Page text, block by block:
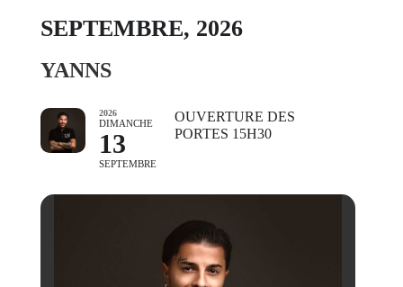
SEPTEMBRE, 2026
YANNS
2026
DIMANCHE
13
SEPTEMBRE
OUVERTURE DES
PORTES 15H30